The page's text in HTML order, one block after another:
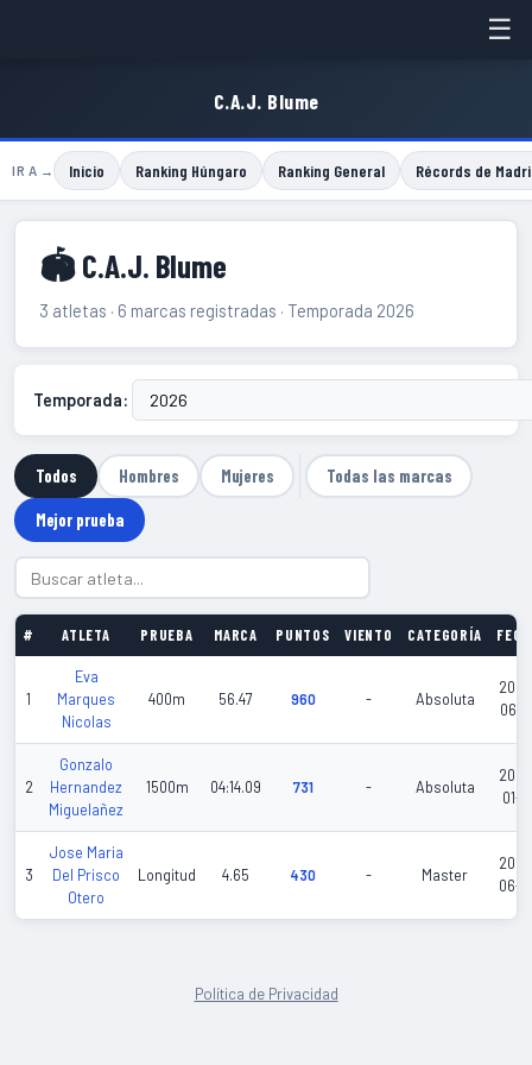
☰
C.A.J. Blume
IR A → Inicio Ranking Húngaro Ranking General Récords de
🏟 C.A.J. Blume
3 atletas · 6 marcas registradas · Temporada 2026
Temporada:
Todos Hombres Mujeres Todas las marcas
Mejor prueba
# ATLETA PRUEBA MARCA PUNTOS VIENTO CATEGORÍA
1
Eva
Marques
Nicolas
400m 56.47 960 - Absoluta
06-
2
Gonzalo
Hernandez
Miguelañez
1500m 04:14.09 731 - Absoluta
01-
3
Jose Maria
Del Prisco
Otero
Longitud 4.65 430 - Master
06-
Política de Privacidad